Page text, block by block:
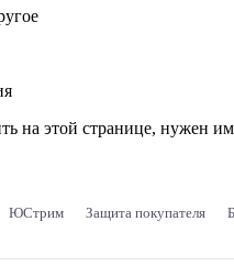
на этой странице,
ЮСтрим Защита покупателя